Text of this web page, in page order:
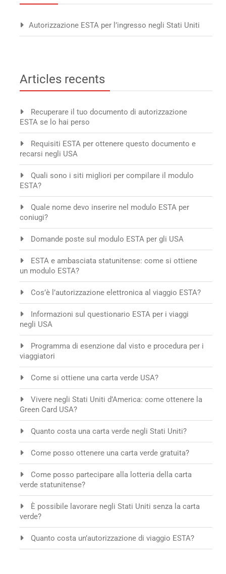
Autorizzazione ESTA per l’ingresso negli Stati Uniti
Articles recents
Recuperare il tuo documento di autorizzazione
ESTA se lo hai perso
Requisiti ESTA per ottenere questo documento e
recarsi negli USA
Quali sono i siti migliori per compilare il modulo
ESTA?
Quale nome devo inserire nel modulo ESTA per
coniugi?
Domande poste sul modulo ESTA per gli USA
ESTA e ambasciata statunitense: come si ottiene
un modulo ESTA?
Cos’è l’autorizzazione elettronica al viaggio ESTA?
Informazioni sul questionario ESTA per i viaggi
negli USA
Programma di esenzione dal visto e procedura per i
viaggiatori
Come si ottiene una carta verde USA?
Vivere negli Stati Uniti d’America: come ottenere la
Green Card USA?
Quanto costa una carta verde negli Stati Uniti?
Come posso ottenere una carta verde gratuita?
Come posso partecipare alla lotteria della carta
verde statunitense?
È possibile lavorare negli Stati Uniti senza la carta
verde?
Quanto costa un’autorizzazione di viaggio ESTA?